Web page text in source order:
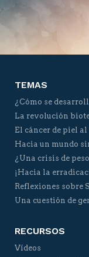
TEMAS
¿Cómo se
La revolución
El cáncer de piel
Hacia un mundo
¿Una crisis de
¡Hacia la
Reflexiones sobre
Una cuestión de
RECURSOS
Vídeos